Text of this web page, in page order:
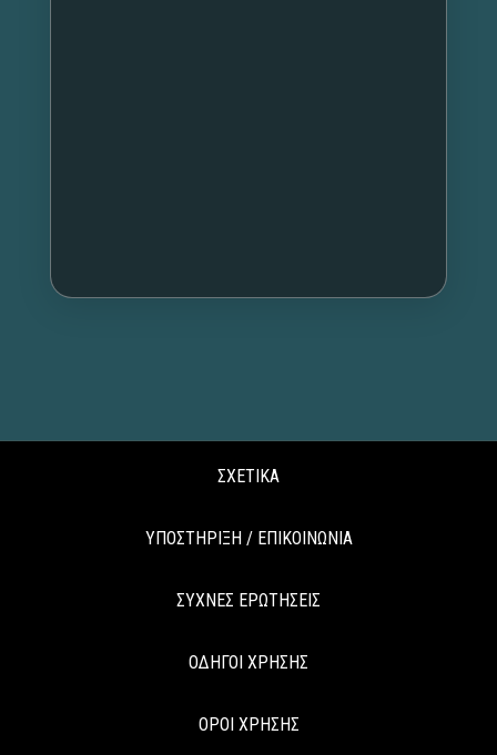
ΣΧΕΤΙΚΑ
ΥΠΟΣΤΗΡΙΞΗ / ΕΠΙΚΟΙΝΩΝΙΑ
ΣΥΧΝΕΣ ΕΡΩΤΗΣΕΙΣ
ΟΔΗΓΟΙ ΧΡΗΣΗΣ
ΟΡΟΙ ΧΡΗΣΗΣ